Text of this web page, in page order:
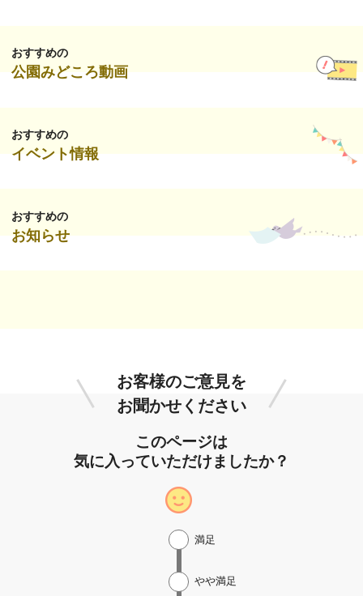
おすすめの
公園みどころ動画
おすすめの
イベント情報
おすすめの
お知らせ
お客様のご意見を
お聞かせください
このページは
気に入っていただけましたか？
やや満足
満足